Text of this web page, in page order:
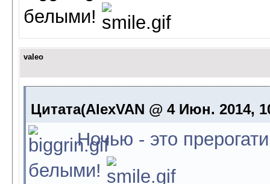
белыми!
valeo
Цитата(AlexVAN @ 4 Июн. 2014,
Ночью - это
белыми!